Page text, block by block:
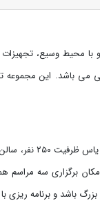
محیط وسیع، تجهیزات
‌باشد. این مجموعه
۱۷۰۰ نفر را پذیرایی کرده و
باشد و برنامه‌ ریزی